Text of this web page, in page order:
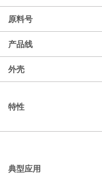
原料号
产品线
外壳
特性
典型应用